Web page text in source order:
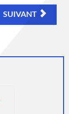
SUIVANT